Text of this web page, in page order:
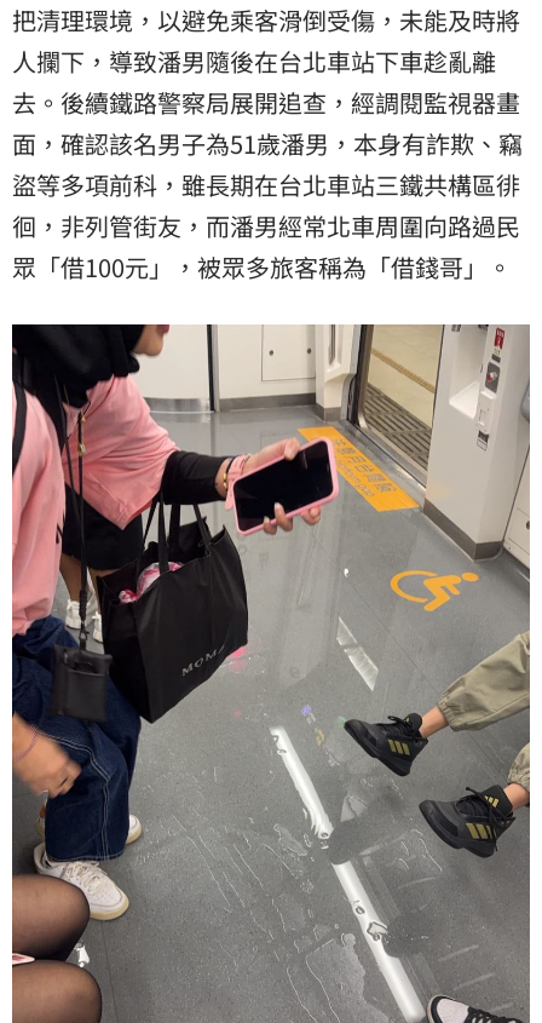
把清理環境，以避免乘客滑倒受傷，未能及時將
人攔下，導致潘男隨後在台北車站下車趁亂離
去。後續鐵路警察局展開追查，經調閱監視器畫
面，確認該名男子為51歲潘男，本身有詐欺、竊
盜等多項前科，雖長期在台北車站三鐵共構區徘
徊，非列管街友，而潘男經常北車周圍向路過民
眾「借100元」，被眾多旅客稱為「借錢哥」。